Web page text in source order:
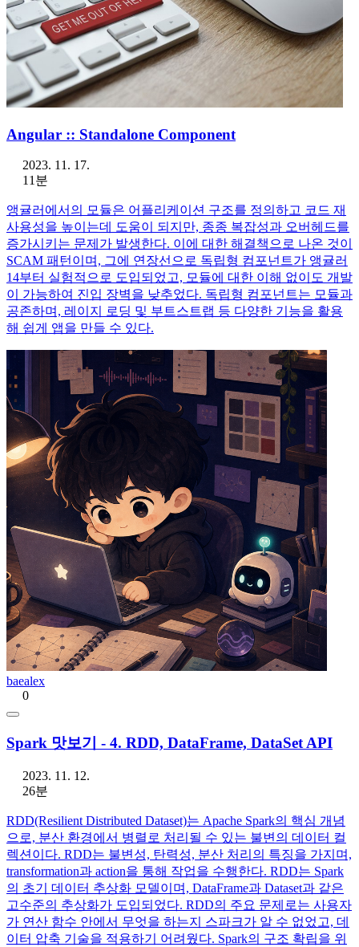
Angular :: Standalone Component
2023. 11. 17.
11분
앵귤러에서의 모듈은 어플리케이션 구조를 정의하고 코드 재
사용성을 높이는데 도움이 되지만, 종종 복잡성과 오버헤드를
증가시키는 문제가 발생한다. 이에 대한 해결책으로 나온 것이
SCAM 패턴이며, 그에 연장선으로 독립형 컴포넌트가 앵귤러
14부터 실험적으로 도입되었고, 모듈에 대한 이해 없이도 개발
이 가능하여 진입 장벽을 낮추었다. 독립형 컴포넌트는 모듈과
공존하며, 레이지 로딩 및 부트스트랩 등 다양한 기능을 활용
해 쉽게 앱을 만들 수 있다.
baealex
0
Spark 맛보기 - 4. RDD, DataFrame, DataSet API
2023. 11. 12.
26분
RDD(Resilient Distributed Dataset)는 Apache Spark의 핵심 개념
으로, 분산 환경에서 병렬로 처리될 수 있는 불변의 데이터 컬
렉션이다. RDD는 불변성, 탄력성, 분산 처리의 특징을 가지며,
transformation과 action을 통해 작업을 수행한다. RDD는 Spark
의 초기 데이터 추상화 모델이며, DataFrame과 Dataset과 같은
고수준의 추상화가 도입되었다. RDD의 주요 문제로는 사용자
가 연산 함수 안에서 무엇을 하는지 스파크가 알 수 없었고, 데
이터 압축 기술을 적용하기 어려웠다. Spark의 구조 확립을 위